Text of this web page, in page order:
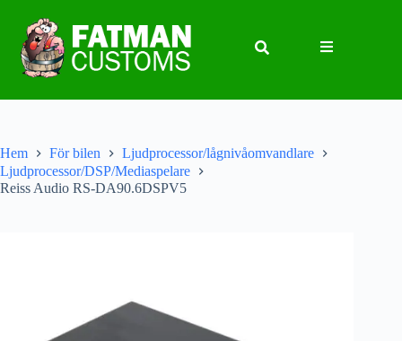
Hem För bilen
Ljudprocessor/lågnivåomvandlare
Ljudprocessor/DSP/Mediaspelare
Reiss Audio RS-DA90.6DSPV5